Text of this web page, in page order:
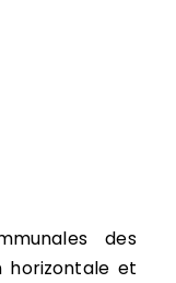
des
horizontale et